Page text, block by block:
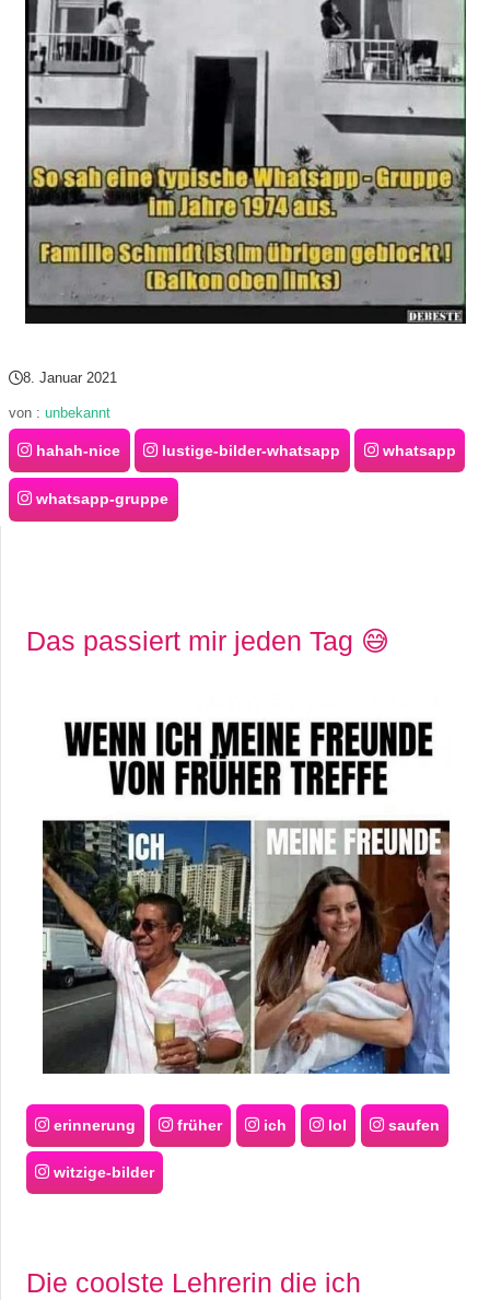
8. Januar 2021
von : unbekannt
hahah-nice lustige-bilder-whatsapp whatsapp
whatsapp-gruppe
Das passiert mir jeden Tag 😅
erinnerung früher ich lol saufen
witzige-bilder
Die coolste Lehrerin die ich